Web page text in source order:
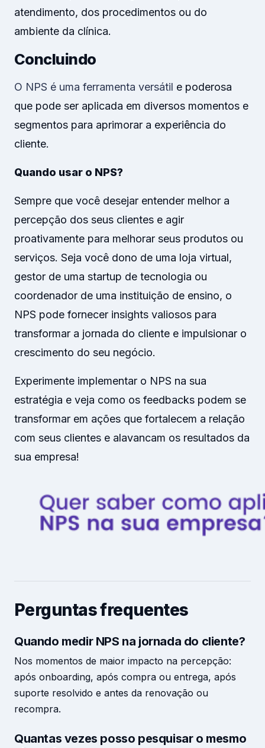
atendimento, dos procedimentos ou do
ambiente da clínica.
Concluindo
O NPS é uma ferramenta versátil e poderosa
que pode ser aplicada em diversos momentos e
segmentos para aprimorar a experiência do
cliente.
Quando usar o NPS?
Sempre que você desejar entender melhor a
percepção dos seus clientes e agir
proativamente para melhorar seus produtos ou
serviços. Seja você dono de uma loja virtual,
gestor de uma startup de tecnologia ou
coordenador de uma instituição de ensino, o
NPS pode fornecer insights valiosos para
transformar a jornada do cliente e impulsionar o
crescimento do seu negócio.
Experimente implementar o NPS na sua
estratégia e veja como os feedbacks podem se
transformar em ações que fortalecem a relação
com seus clientes e alavancam os resultados da
sua empresa!
Perguntas frequentes
Quando medir NPS na jornada do cliente?
Nos momentos de maior impacto na percepção:
após onboarding, após compra ou entrega, após
suporte resolvido e antes da renovação ou
recompra.
Quantas vezes posso pesquisar o mesmo